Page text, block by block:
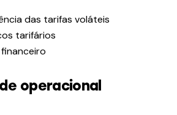
das tarifas voláteis
tarifários
operacional